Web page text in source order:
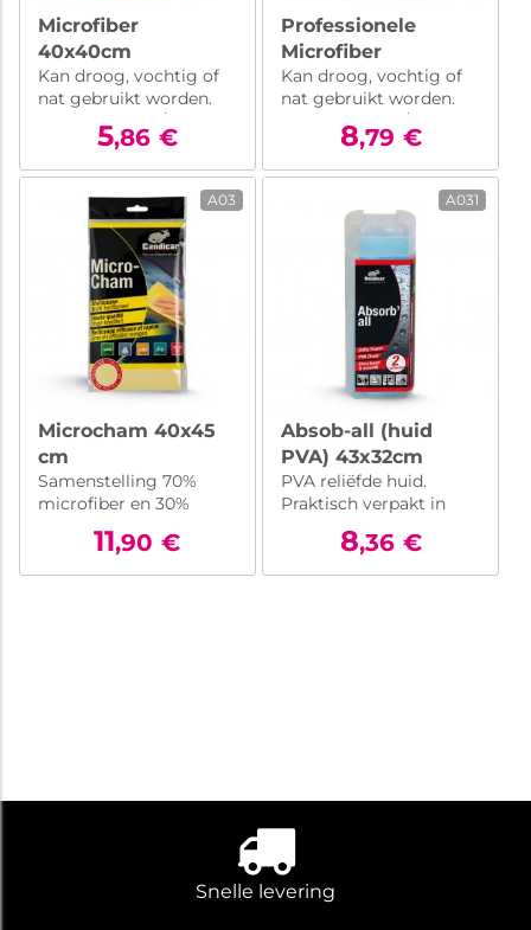
Microfiber
40x40cm
Kan droog, vochtig of
nat gebruikt worden.
Gewicht 310 gr/m2
5,86 €
Professionele
Microfiber
50x70cm
Kan droog, vochtig of
nat gebruikt worden.
Gewicht 310 gr/m2
8,79 €
A03
Microcham 40x45
cm
Samenstelling 70%
microfiber en 30%
hoogwaardig
polyurethaan
11,90 €
A031
Absob-all (huid
PVA) 43x32cm
PVA reliëfde huid.
Praktisch verpakt in
een etui.8,36 €
Snelle levering